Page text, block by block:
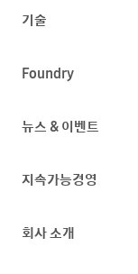
기술
Foundry
뉴스 & 이벤트
지속가능경영
회사 소개